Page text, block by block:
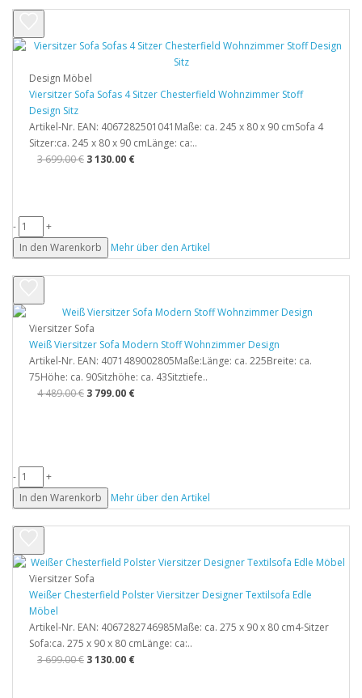
Design Möbel
Viersitzer Sofa Sofas 4 Sitzer Chesterfield Wohnzimmer Stoff
Design Sitz
Artikel-Nr. EAN: 4067282501041Maße: ca. 245 x 80 x 90 cmSofa 4
Sitzer:ca. 245 x 80 x 90 cmLänge: ca:..
3 699.00 € 3 130.00 €
-
+
In den Warenkorb
Mehr über den Artikel
Viersitzer Sofa
Weiß Viersitzer Sofa Modern Stoff Wohnzimmer Design
Artikel-Nr. EAN: 4071489002805Maße:Länge: ca. 225Breite: ca.
75Höhe: ca. 90Sitzhöhe: ca. 43Sitztiefe..
4 489.00 € 3 799.00 €
-
+
In den Warenkorb
Mehr über den Artikel
Viersitzer Sofa
Weißer Chesterfield Polster Viersitzer Designer Textilsofa Edle
Möbel
Artikel-Nr. EAN: 4067282746985Maße: ca. 275 x 90 x 80 cm4-Sitzer
Sofa:ca. 275 x 90 x 80 cmLänge: ca:..
3 699.00 € 3 130.00 €